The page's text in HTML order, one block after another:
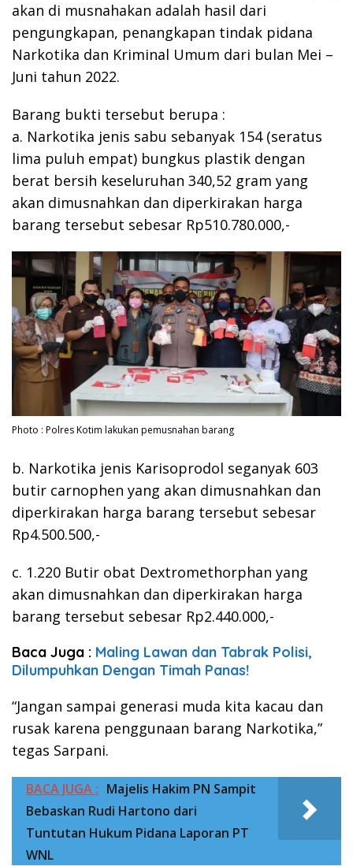
akan di musnahakan adalah hasil dari
pengungkapan, penangkapan tindak pidana
Narkotika dan Kriminal Umum dari bulan Mei –
Juni tahun 2022.
Barang bukti tersebut berupa :
a. Narkotika jenis sabu sebanyak 154 (seratus
lima puluh empat) bungkus plastik dengan
berat bersih keseluruhan 340,52 gram yang
akan dimusnahkan dan diperkirakan harga
barang tersebut sebesar Rp510.780.000,-
Photo : Polres Kotim lakukan pemusnahan barang
b. Narkotika jenis Karisoprodol seganyak 603
butir carnophen yang akan dimusnahkan dan
diperkirakan harga barang tersebut sebesar
Rp4.500.500,-
c. 1.220 Butir obat Dextromethorphan yang
akan dimusnahkan dan diperkirakan harga
barang tersebut sebesar Rp2.440.000,-
Baca Juga : Maling Lawan dan Tabrak Polisi,
Dilumpuhkan Dengan Timah Panas!
“Jangan sampai generasi muda kita kacau dan
rusak karena penggunaan barang Narkotika,”
tegas Sarpani.
BACA JUGA : Majelis Hakim PN Sampit
Bebaskan Rudi Hartono dari
Tuntutan Hukum Pidana Laporan PT
WNL